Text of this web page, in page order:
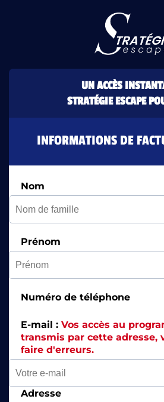
UN ACCÈS
STRATÉGIE ESCAPE
INFORMATIONS DE
Nom
Prénom
Numéro de téléphone
E-mail : Vos accès au
transmis par cette adresse,
faire d'erreurs.
Adresse